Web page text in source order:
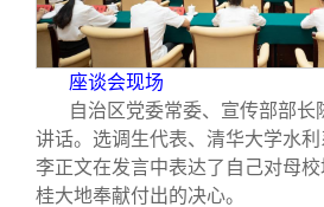
座谈会现场
自治区党委常委、宣传部部长
讲话。选调生代表、清华大学水利
李正文在发言中表达了自己对母
桂大地奉献付出的决心。